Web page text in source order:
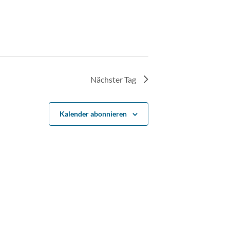
Nächster Tag
Kalender abonnieren